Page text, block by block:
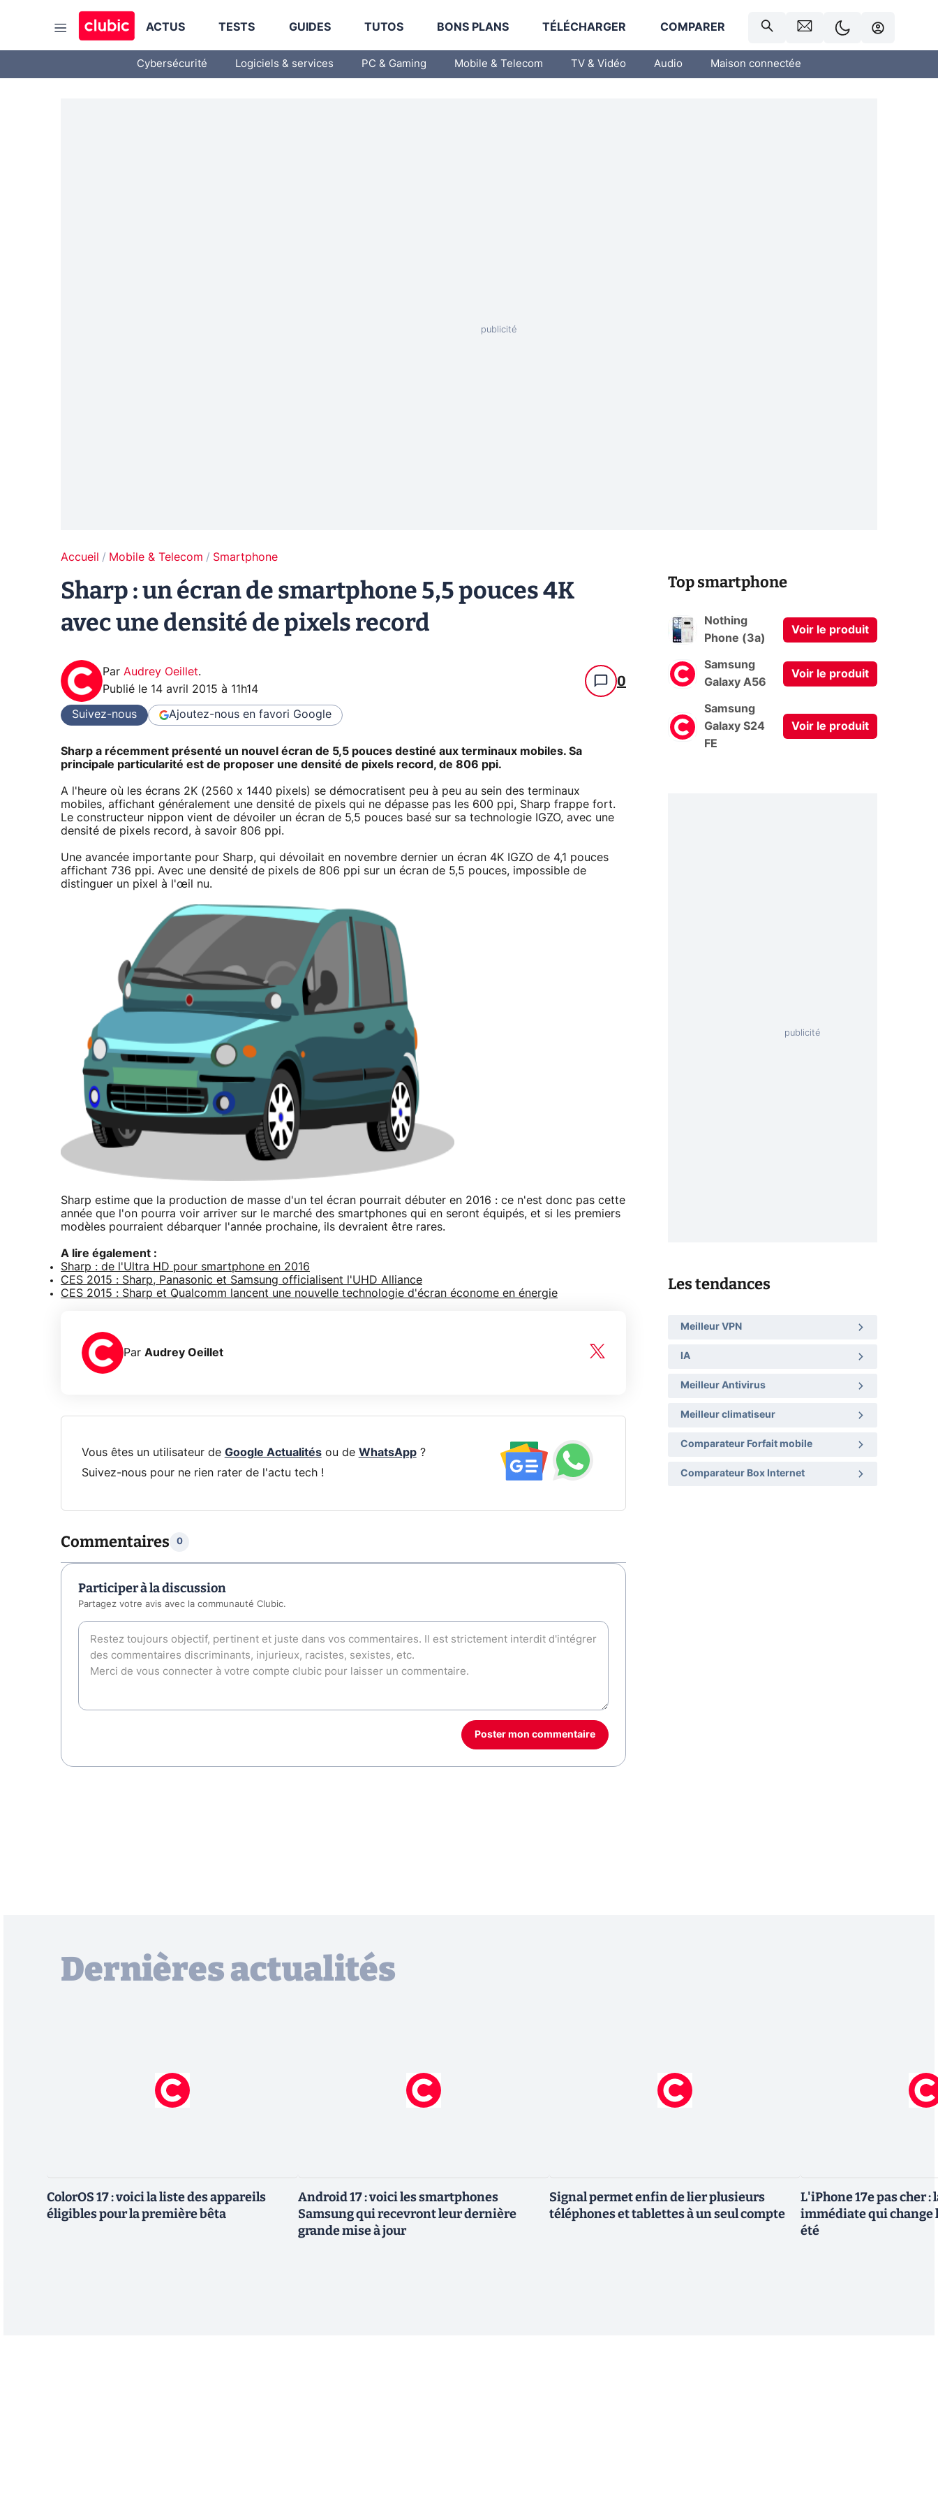
ACTUS TESTS GUIDES TUTOS BONS PLANS TÉLÉCHARGER COMPARER
Cybersécurité Logiciels & services PC & Gaming Mobile & Telecom TV & Vidéo Audio Maison connectée
Accueil Mobile & Telecom Smartphone
Sharp : un écran de smartphone 5,5 pouces 4K
avec une densité de pixels record
Par Audrey Oeillet.
Publié le 14 avril 2015 à 11h14 0
Suivez-nous Ajoutez-nous en favori Google
Sharp a récemment présenté un nouvel écran de 5,5 pouces destiné aux terminaux mobiles. Sa
principale particularité est de proposer une densité de pixels record, de 806 ppi.
A l'heure où les écrans 2K (2560 x 1440 pixels) se démocratisent peu à peu au sein des terminaux
mobiles, affichant généralement une densité de pixels qui ne dépasse pas les 600 ppi, Sharp frappe fort.
Le constructeur nippon vient de dévoiler un écran de 5,5 pouces basé sur sa technologie IGZO, avec une
densité de pixels record, à savoir 806 ppi.
Une avancée importante pour Sharp, qui dévoilait en novembre dernier un écran 4K IGZO de 4,1 pouces
affichant 736 ppi. Avec une densité de pixels de 806 ppi sur un écran de 5,5 pouces, impossible de
distinguer un pixel à l'œil nu.
Sharp estime que la production de masse d'un tel écran pourrait débuter en 2016 : ce n'est donc pas cette
année que l'on pourra voir arriver sur le marché des smartphones qui en seront équipés, et si les premiers
modèles pourraient débarquer l'année prochaine, ils devraient être rares.
A lire également :
Sharp : de l'Ultra HD pour smartphone en 2016
CES 2015 : Sharp, Panasonic et Samsung officialisent l'UHD Alliance
CES 2015 : Sharp et Qualcomm lancent une nouvelle technologie d'écran économe en énergie
Par Audrey Oeillet
Vous êtes un utilisateur de Google Actualitésou de WhatsApp?
Suivez-nous pour ne rien rater de l'actu tech !
Commentaires 0
Participer à la discussion
Partagez votre avis avec la communauté Clubic.
Poster mon commentaire
Top smartphone
Nothing
Phone (3a)
Voir le produit
Samsung
Galaxy A56
Voir le produit
Samsung
Galaxy S24
FE
Voir le produit
Les tendances
Meilleur VPN
IA
Meilleur Antivirus
Meilleur climatiseur
Comparateur Forfait mobile
Comparateur Box Internet
Dernières actualités
ColorOS 17 : voici la liste des appareils
éligibles pour la première bêta
Android 17 : voici les smartphones
Samsung qui recevront leur dernière
grande mise à jour
Signal permet enfin de lier plusieurs
téléphones et tablettes à un seul compte
L'iPhone 17e pas cher :
immédiate qui change
été